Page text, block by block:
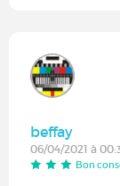
beffay
06/04/2021 à
Bon